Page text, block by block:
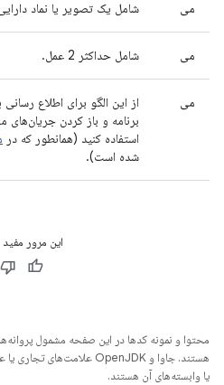
می شامل یک تصویر یا نماد
می شامل حداکثر 2 عمل.
می
از این الگو برای اطلاع
برنامه و باز کردن جریان‌های
استفاده کنید (همانطور که در
شده است).
این مرور مفید
محتوا و نمونه کدها در این صفحه مشمول
یا وابسته‌های آن هستند.